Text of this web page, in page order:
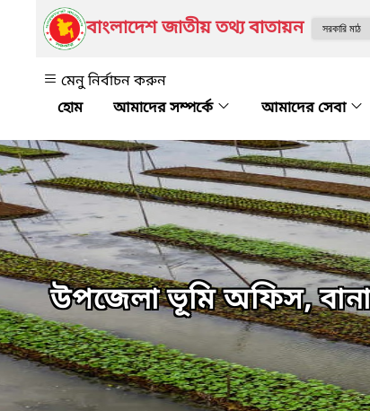
বাংলাদেশ জাতীয় তথ্য বাতায়ন
মেনু নির্বাচন করুন
আমাদের সম্পর্কে
আমাদের সেবা
উপজেলা ভূমি অফিস,